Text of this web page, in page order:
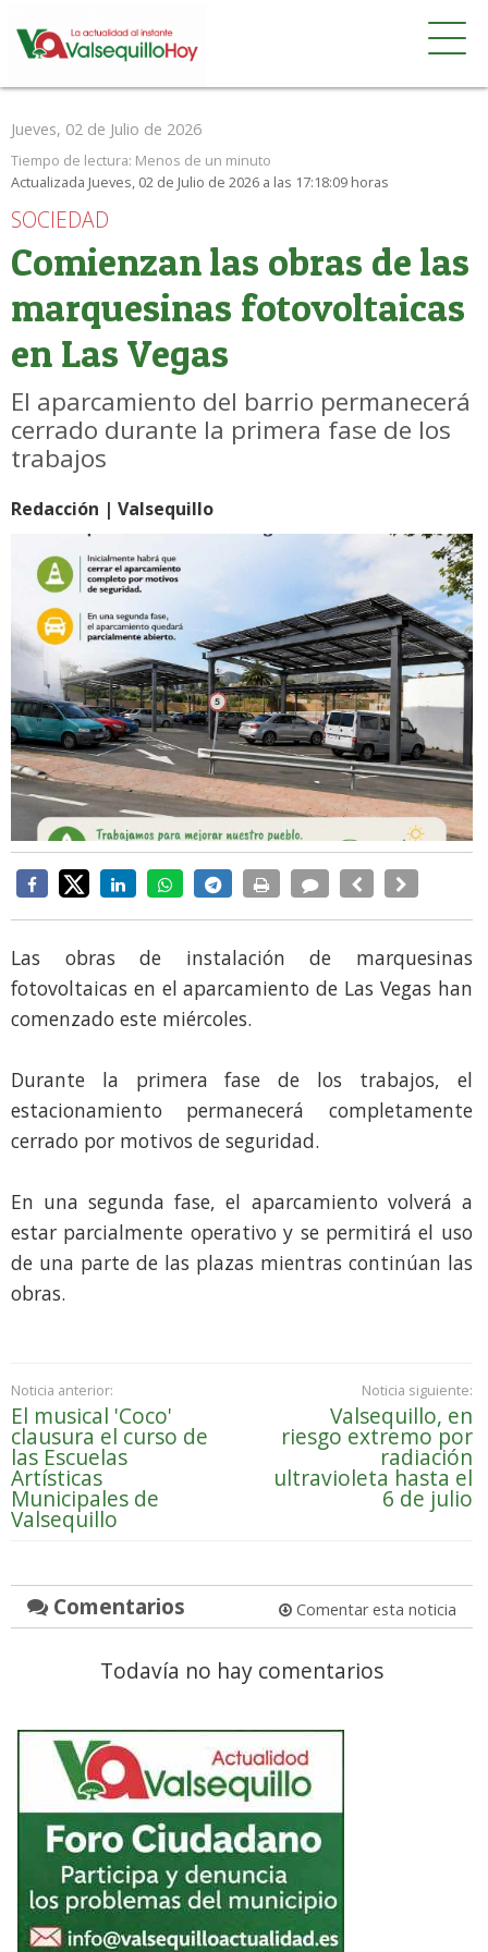
Jueves, 02 de Julio de 2026
Tiempo de lectura: Menos de un minuto
Actualizada Jueves, 02 de Julio de 2026 a las 17:18:09 horas
SOCIEDAD
Comienzan las obras de las
marquesinas fotovoltaicas
en Las Vegas
El aparcamiento del barrio permanecerá
cerrado durante la primera fase de los
trabajos
Redacción | Valsequillo
Las obras de instalación de marquesinas
fotovoltaicas en el aparcamiento de Las Vegas han
comenzado este miércoles.
Durante la primera fase de los trabajos, el
estacionamiento permanecerá completamente
cerrado por motivos de seguridad.
En una segunda fase, el aparcamiento volverá a
estar parcialmente operativo y se permitirá el uso
de una parte de las plazas mientras continúan las
obras.
Noticia anterior:
El musical 'Coco'
clausura el curso de
las Escuelas
Artísticas
Municipales de
Valsequillo
Noticia siguiente:
Valsequillo, en
riesgo extremo por
radiación
ultravioleta hasta el
6 de julio
Comentarios Comentar esta noticia
Todavía no hay comentarios